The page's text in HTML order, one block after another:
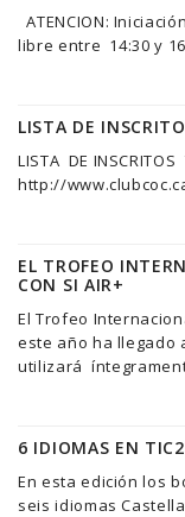
ATENCION:
libre entre 14:30 y
LISTA DE
LISTA DE INSCRITOS
http://
EL TROFEO
CON SI AIR+
El Trofeo
este año ha llegado
utilizará
6 IDIOMAS EN
En esta edición los
seis idiomas